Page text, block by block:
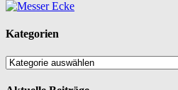
Kategorien
Kategorien